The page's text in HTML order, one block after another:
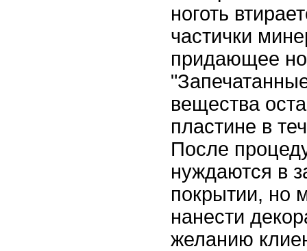
ноготь
частички
придающее
вещества
пластине в
После
нуждаются в
покрытии, но
нанести
желанию